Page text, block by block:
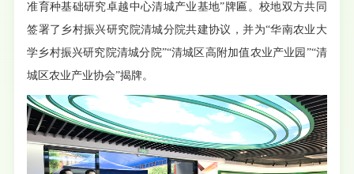
准育种基础研究卓越中心清城产业基地”牌匾。校地双方共同
签署了乡村振兴研究院清城分院共建协议，并为“华南农业大
学乡村振兴研究院清城分院”“清城区高附加值农业产业园”“清
城区农业产业协会”揭牌。